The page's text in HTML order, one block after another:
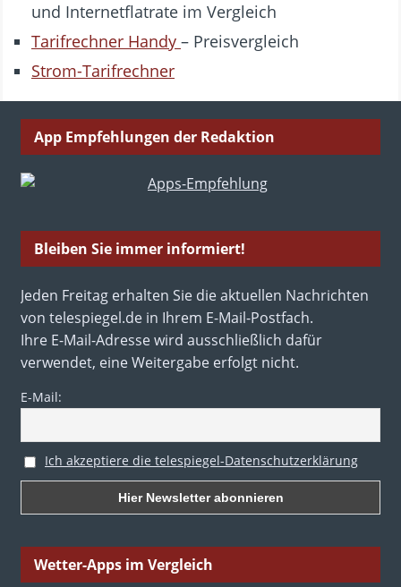
und Internetflatrate im Vergleich
Tarifrechner Handy – Preisvergleich
Strom-Tarifrechner
App Empfehlungen der Redaktion
Bleiben Sie immer informiert!
Jeden Freitag erhalten Sie die aktuellen Nachrichten
von telespiegel.de in Ihrem E-Mail-Postfach.
Ihre E-Mail-Adresse wird ausschließlich dafür
verwendet, eine Weitergabe erfolgt nicht.
E-Mail:
Ich akzeptiere die telespiegel-Datenschutzerklärung
Wetter-Apps im Vergleich